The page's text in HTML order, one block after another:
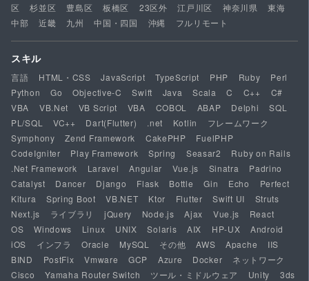
区
杉並区 豊島区 板橋区 23区外 江戸川区 神奈川県
東海
中部
近畿 九州 中国・四国 沖縄 フルリモート
スキル
言語 HTML・CSS JavaScript TypeScript PHP Ruby
Perl
Python
Go Objective-C Swift Java Scala C C++
C#
VBA
VB.Net VB Script VBA COBOL ABAP Delphi
SQL
PL/SQL
VC++ Dart(Flutter) .net Kotlin
フレームワーク
Symphony
Zend Framework CakePHP
FuelPHP
CodeIgniter
Play Framework Spring Seasar2
Ruby on Rails
.Net Framework
Laravel Angular Vue.js Sinatra
Padrino
Catalyst
Dancer Django Flask Bottle Gin Echo
Perfect
Kitura
Spring Boot VB.NET Ktor Flutter Swift UI
Struts
Next.js
ライブラリ jQuery Node.js Ajax Vue.js
React
OS
Windows Linux UNIX Solaris AIX HP-UX
Android
iOS
インフラ Oracle MySQL その他 AWS Apache
IIS
BIND
PostFix Vmware GCP Azure Docker
ネットワーク
Cisco
Yamaha Router Switch ツール・ミドルウェア Unity
3ds